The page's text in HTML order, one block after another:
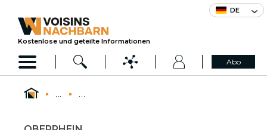
DE
Kostenlose und geteilte Informationen
Abo
... ...